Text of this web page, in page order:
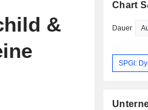
&
Chart
Dauer
SPGI: